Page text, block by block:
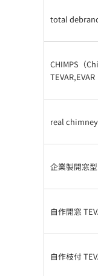
total
CHIMPS（
TEVAR,EVAR
real chimney
企業製開窓
自作開窓
自作枝付